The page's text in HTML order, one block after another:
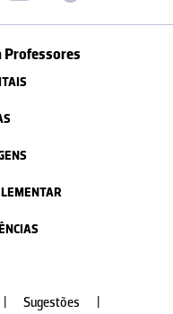
Professores
Sugestões